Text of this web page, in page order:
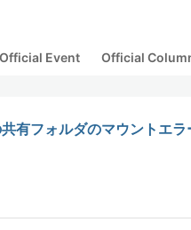
Official Event Official
有フォルダのマウントエラ